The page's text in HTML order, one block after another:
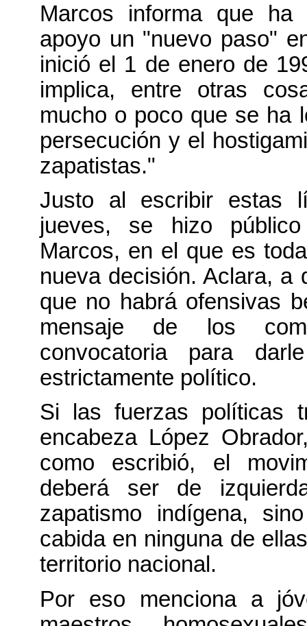
Marcos informa que
apoyo un "nuevo paso"
inició el 1 de enero de
implica, entre otras
mucho o poco que se ha
persecución y el
zapatistas."
Justo al escribir estas
jueves, se hizo
Marcos, en el que es
nueva decisión. Aclara, a
que no habrá ofensivas
mensaje de los
convocatoria para
estrictamente político.
Si las fuerzas políticas
encabeza López
como escribió, el
deberá ser de
zapatismo indígena,
cabida en ninguna de
territorio nacional.
Por eso menciona a